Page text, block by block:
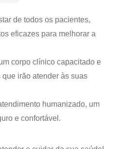
de todos os pacientes,
eficazes para melhorar a
corpo clínico capacitado e
irão atender às suas
humanizado, um
e confortável.